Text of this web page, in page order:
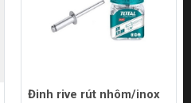
Đinh rive rút nhôm/inox